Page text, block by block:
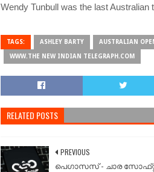
Wendy Tunbull was the last Australian
TAGS: ASHLEY BARTY AUSTRALIAN
WWW.THE NEW INDIAN TELEGRAPH.COM
RELATED POSTS
PREVIOUS
പെഗാസസ് - ചാര